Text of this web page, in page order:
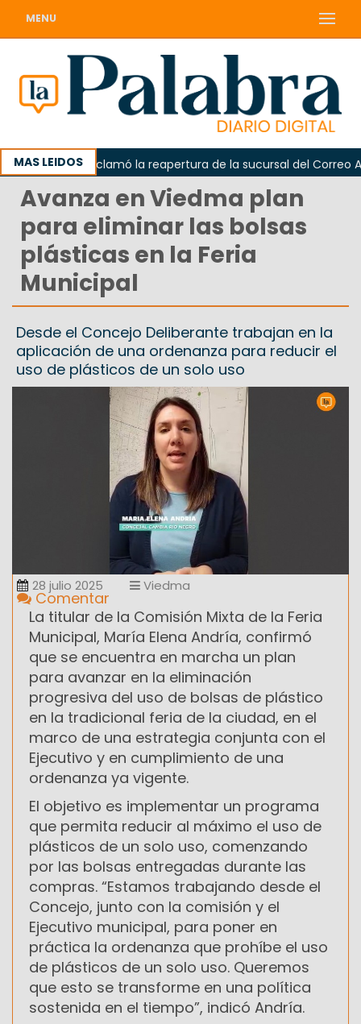
MENU
MAS LEIDOS
Odarda reclamó la reapertura de la sucursal del Correo
Avanza en Viedma plan
para eliminar las bolsas
plásticas en la Feria
Municipal
Desde el Concejo Deliberante trabajan en la
aplicación de una ordenanza para reducir el
uso de plásticos de un solo uso
28 julio 2025 Viedma
Comentar
La titular de la Comisión Mixta de la Feria
Municipal, María Elena Andría, confirmó
que se encuentra en marcha un plan
para avanzar en la eliminación
progresiva del uso de bolsas de plástico
en la tradicional feria de la ciudad, en el
marco de una estrategia conjunta con el
Ejecutivo y en cumplimiento de una
ordenanza ya vigente.
El objetivo es implementar un programa
que permita reducir al máximo el uso de
plásticos de un solo uso, comenzando
por las bolsas entregadas durante las
compras. “Estamos trabajando desde el
Concejo, junto con la comisión y el
Ejecutivo municipal, para poner en
práctica la ordenanza que prohíbe el uso
de plásticos de un solo uso. Queremos
que esto se transforme en una política
sostenida en el tiempo”, indicó Andría.